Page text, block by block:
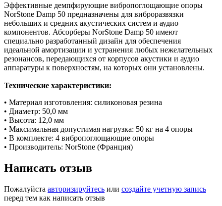
Эффективные демпфирующие вибропоглощающие опоры
NorStone Damp 50 предназначены для виброразвязки
небольших и средних акустических систем и аудио
компонентов. Абсорберы NorStone Damp 50 имеют
специально разработанный дизайн для обеспечения
идеальной амортизации и устранения любых нежелательных
резонансов, передающихся от корпусов акустики и аудио
аппаратуры к поверхностям, на которых они установлены.
Технические характеристики:
• Материал изготовления: силиконовая резина
• Диаметр: 50,0 мм
• Высота: 12,0 мм
• Максимальная допустимая нагрузка: 50 кг на 4 опоры
• В комплекте: 4 вибропоглощающие опоры
• Производитель: NorStone (Франция)
Написать отзыв
Пожалуйста авторизируйтесь или создайте учетную запись
перед тем как написать отзыв